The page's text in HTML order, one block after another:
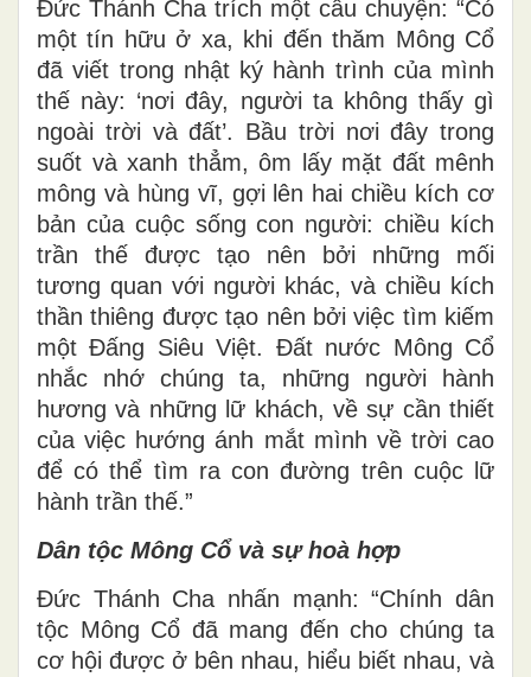
Đức Thánh Cha trích một câu chuyện: “Có
một tín hữu ở xa, khi đến thăm Mông Cổ
đã viết trong nhật ký hành trình của mình
thế này: ‘nơi đây, người ta không thấy gì
ngoài trời và đất’. Bầu trời nơi đây trong
suốt và xanh thẳm, ôm lấy mặt đất mênh
mông và hùng vĩ, gợi lên hai chiều kích cơ
bản của cuộc sống con người: chiều kích
trần thế được tạo nên bởi những mối
tương quan với người khác, và chiều kích
thần thiêng được tạo nên bởi việc tìm kiếm
một Đấng Siêu Việt. Đất nước Mông Cổ
nhắc nhớ chúng ta, những người hành
hương và những lữ khách, về sự cần thiết
của việc hướng ánh mắt mình về trời cao
để có thể tìm ra con đường trên cuộc lữ
hành trần thế.”
Dân tộc Mông Cổ và sự hoà hợp
Đức Thánh Cha nhấn mạnh: “Chính dân
tộc Mông Cổ đã mang đến cho chúng ta
cơ hội được ở bên nhau, hiểu biết nhau, và